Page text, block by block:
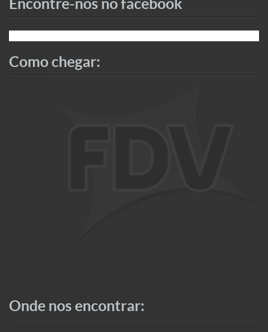
Encontre-nos no facebook
Como chegar:
Onde nos encontrar: